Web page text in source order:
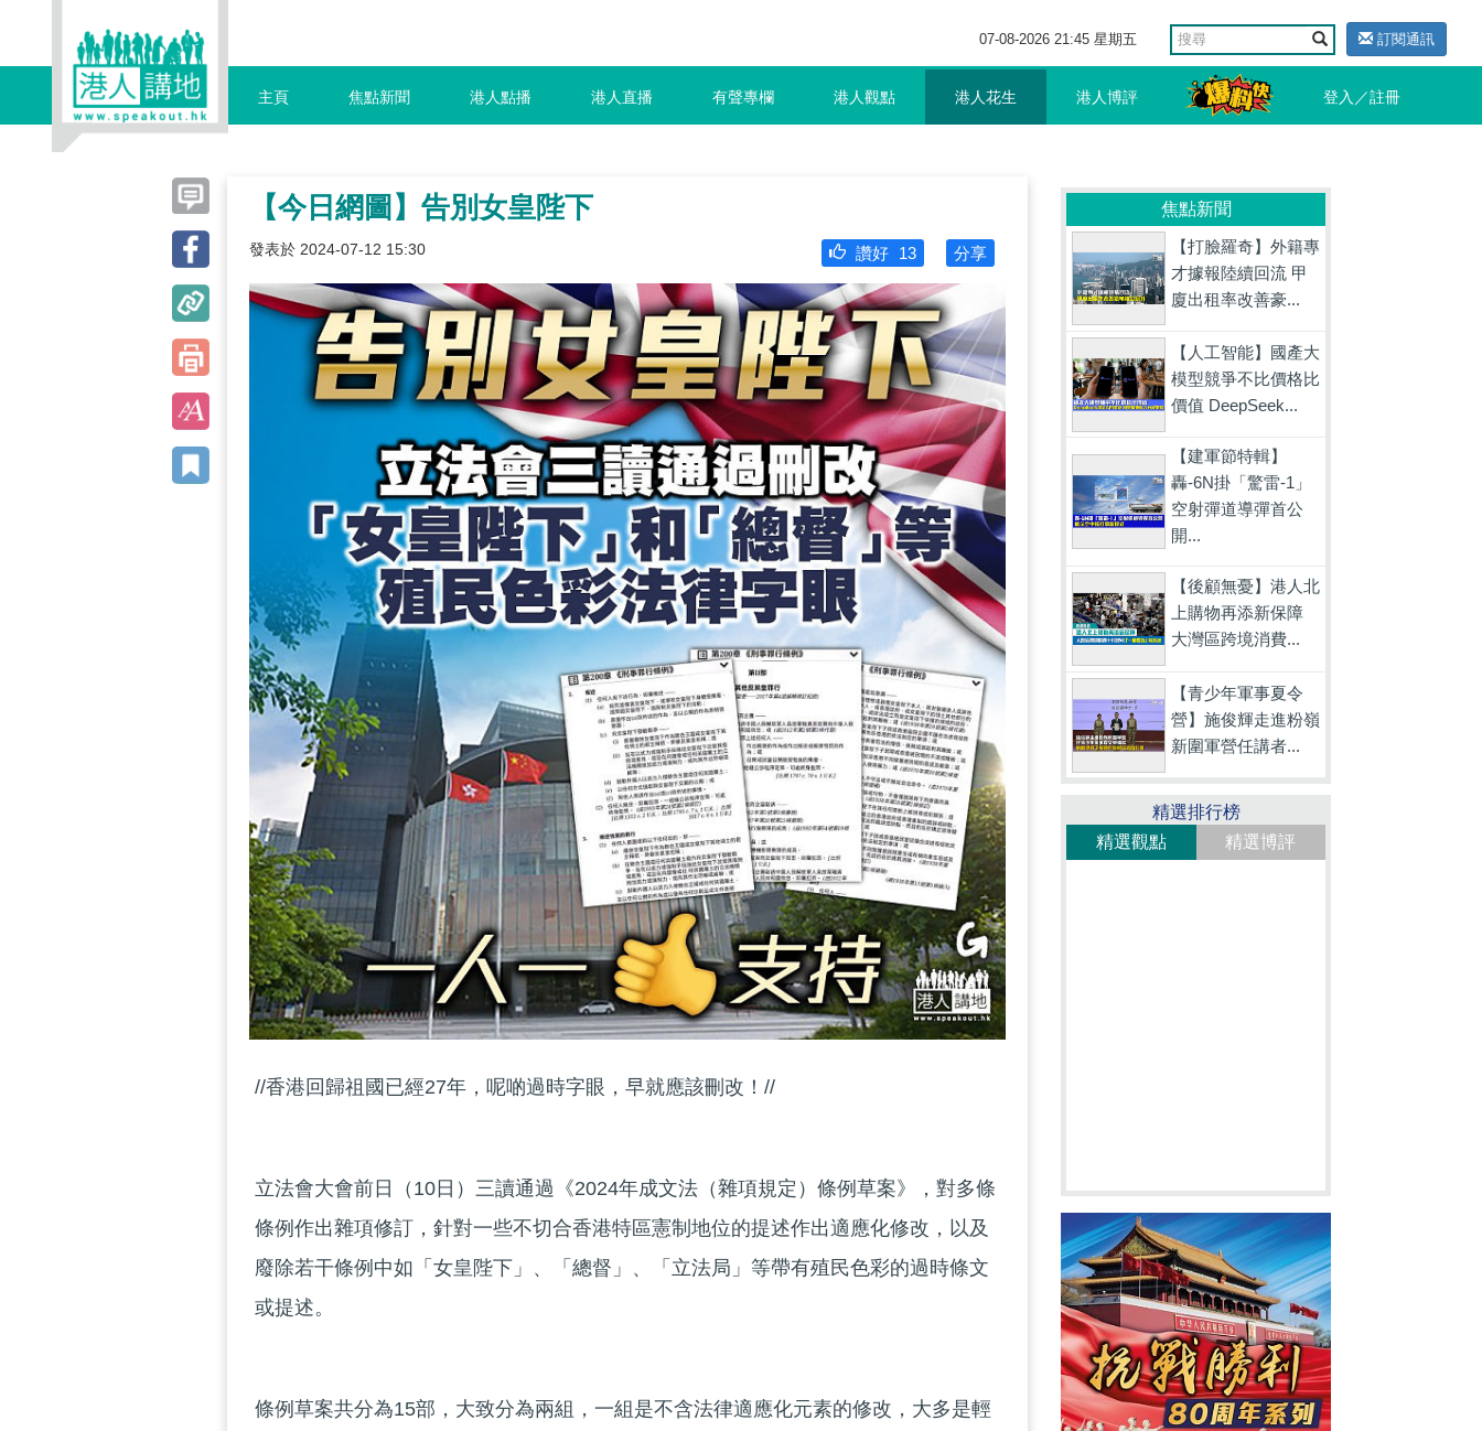
07-08-2026 21:45 星期五 訂閱通訊
主頁 焦點新聞 港人點播 港人直播 有聲專欄 港人觀點 港人花生 港人博評 登入／註冊
【今日網圖】告別女皇陛下
發表於 2024-07-12 15:30 分享
讚好 13
//香港回歸祖國已經27年，呢啲過時字眼，早就應該刪改！//
立法會大會前日（10日）三讀通過《2024年成文法（雜項規定）條例草案》，對多條
條例作出雜項修訂，針對一些不切合香港特區憲制地位的提述作出適應化修改，以及
廢除若干條例中如「女皇陛下」、「總督」、「立法局」等帶有殖民色彩的過時條文
或提述。
條例草案共分為15部，大致分為兩組，一組是不含法律適應化元素的修改，大多是輕
焦點新聞
【打臉羅奇】外籍專
才據報陸續回流 甲
廈出租率改善豪...
【人工智能】國產大
模型競爭不比價格比
價值 DeepSeek...
【建軍節特輯】
轟-6N掛「驚雷-1」
空射彈道導彈首公
開...
【後顧無憂】港人北
上購物再添新保障
大灣區跨境消費...
【青少年軍事夏令
營】施俊輝走進粉嶺
新圍軍營任講者...
精選排行榜
精選觀點
精選博評